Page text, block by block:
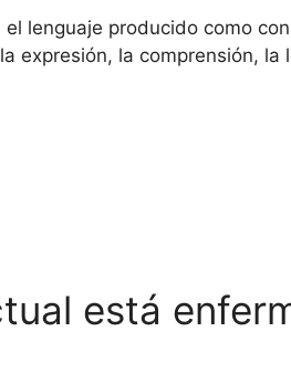
lenguaje producido como
la comprensión, la
está